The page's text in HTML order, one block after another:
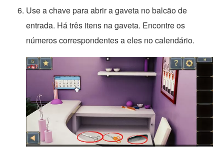
Use a chave para abrir a gaveta no balcão de
entrada. Há três itens na gaveta. Encontre os
números correspondentes a eles no calendário.